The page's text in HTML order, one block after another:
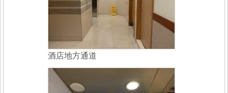
酒店地方通道